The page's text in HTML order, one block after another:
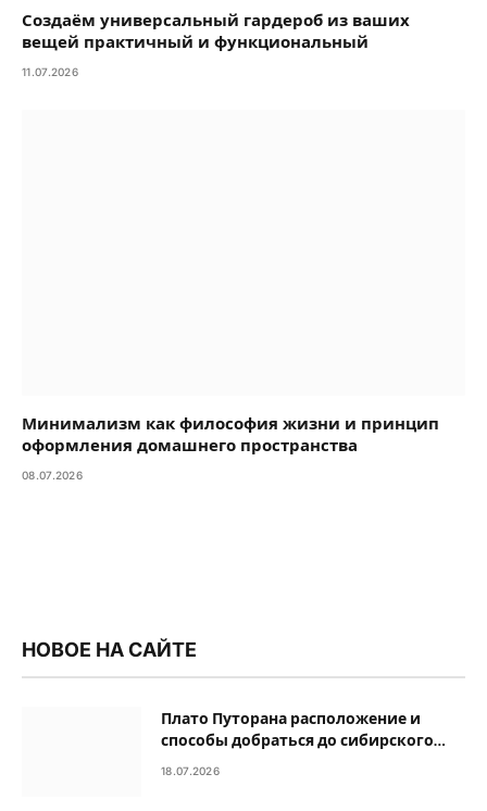
Создаём универсальный гардероб из ваших
вещей практичный и функциональный
11.07.2026
Минимализм как философия жизни и принцип
оформления домашнего пространства
08.07.2026
НОВОЕ НА САЙТЕ
Плато Путорана расположение и
способы добраться до сибирского
плато
18.07.2026